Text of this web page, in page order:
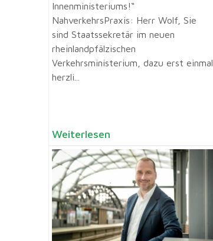
Innenministeriums!“
NahverkehrsPraxis: Herr Wolf, Sie
sind Staatssekretär im neuen
rheinlandpfälzischen
Verkehrsministerium, dazu erst einmal
herzli...
Weiterlesen